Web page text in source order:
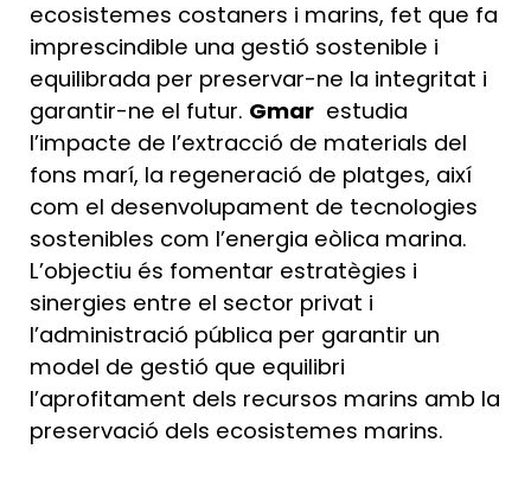
ecosistemes costaners i marins, fet que fa
imprescindible una gestió sostenible i
equilibrada per preservar-ne la integritat i
garantir-ne el futur. Gmar estudia
l’impacte de l’extracció de materials del
fons marí, la regeneració de platges, així
com el desenvolupament de tecnologies
sostenibles com l’energia eòlica marina.
L’objectiu és fomentar estratègies i
sinergies entre el sector privat i
l’administració pública per garantir un
model de gestió que equilibri
l’aprofitament dels recursos marins amb la
preservació dels ecosistemes marins.